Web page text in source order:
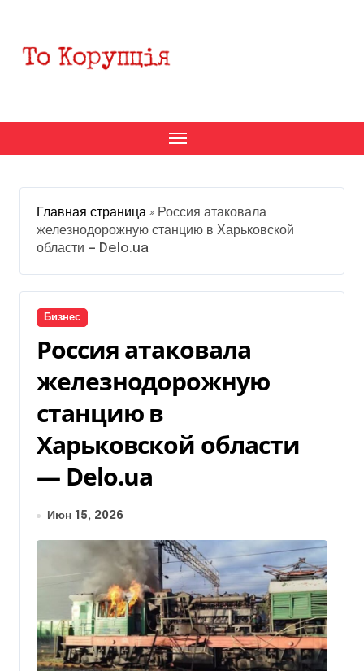
содержанию
Главная страница » Россия атаковала
железнодорожную станцию в Харьковской
области — Delo.ua
Бизнес
Россия атаковала
железнодорожную
станцию в
Харьковской области
— Delo.ua
Июн 15, 2026